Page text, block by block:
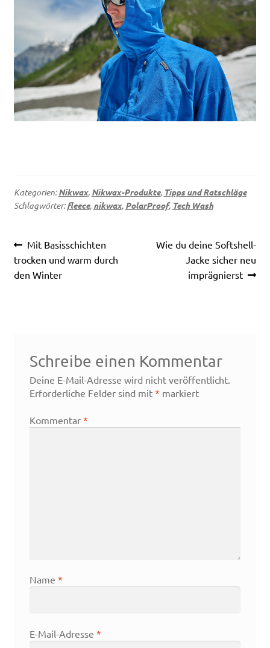
Kategorien:Nikwax, Nikwax-Produkte, Tipps und Ratschläge
Schlagwörter:fleece, nikwax, PolarProof, Tech Wash
Beitragsnavigation
Vorheriger
Beitrag:
Mit Basisschichten
trocken und warm durch
den Winter
Nächster
Beitrag:
Wie du deine Softshell-
Jacke sicher neu
imprägnierst
Schreibe einen Kommentar
Deine E-Mail-Adresse wird nicht veröffentlicht.
Erforderliche Felder sind mit * markiert
Kommentar *
Name *
E-Mail-Adresse *